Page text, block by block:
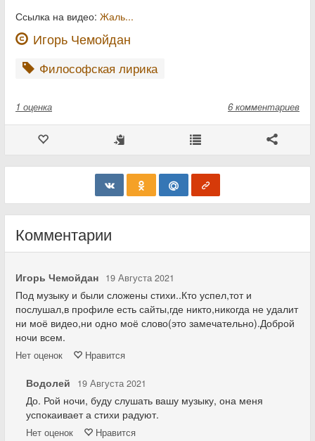
Ссылка на видео: Жаль...
Игорь Чемойдан
Философская лирика
1 оценка 6 комментариев
Комментарии
Игорь Чемойдан 19 Августа 2021
Под музыку и были сложены стихи..Кто успел,тот и
послушал,в профиле есть сайты,где никто,никогда не удалит
ни моё видео,ни одно моё слово(это замечательно).Доброй
ночи всем.
Нет оценок Нравится
Водолей 19 Августа 2021
До. Рой ночи, буду слушать вашу музыку, она меня
успокаивает а стихи радуют.
Нет оценок Нравится